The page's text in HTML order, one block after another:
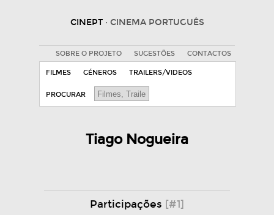
CINEPT · CINEMA PORTUGUÊS
SOBRE O PROJETO SUGESTÕES CONTACTOS
FILMES GÉNEROS TRAILERS/VIDEOS
PROCURAR
Tiago Nogueira
Participações [#1]